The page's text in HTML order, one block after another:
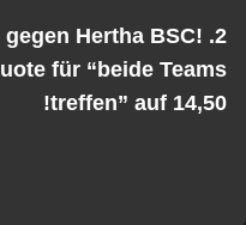
gegen Hertha BSC!
für “beide Teams
treffen” auf 14,50!